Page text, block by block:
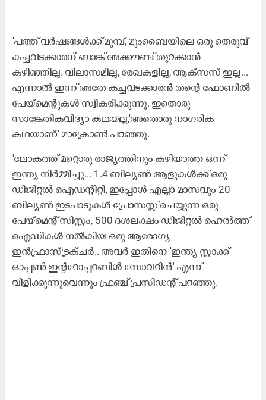
'പത്ത് വർഷങ്ങൾക്ക് മുമ്പ്, മുംബൈയിലെ ഒരു തെരുവ്
കച്ചവടക്കാരന് ബാങ്ക് അക്കൗണ്ട് തുറക്കാൻ
കഴിഞ്ഞില്ല. വിലാസമില്ല, രേഖകളില്ല, ആക്‌സസ് ഇല്ല...
എന്നാൽ ഇന്ന് അതേ കച്ചവടക്കാരൻ തന്റെ ഫോണിൽ
പേയ്‌മെന്റുകൾ സ്വീകരിക്കുന്നു. ഇതൊരു
സാങ്കേതികവിദ്യാ കഥയല്ല,'അതൊരു നാഗരിക
കഥയാണ്' മാക്രോൺ പറഞ്ഞു.
'ലോകത്ത് മറ്റൊരു രാജ്യത്തിനും കഴിയാത്ത ഒന്ന്
ഇന്ത്യ നിർമ്മിച്ചു... 1.4 ബില്യൺ ആളുകൾക്ക് ഒരു
ഡിജിറ്റൽ ഐഡന്റിറ്റി, ഇപ്പോൾ എല്ലാ മാസവും 20
ബില്യൺ ഇടപാടുകൾ പ്രോസസ്സ് ചെയ്യുന്ന ഒരു
പേയ്‌മെന്റ് സിസ്റ്റം, 500 ദശലക്ഷം ഡിജിറ്റൽ ഹെൽത്ത്
ഐഡികൾ നൽകിയ ഒരു ആരോഗ്യ
ഇൻഫ്രാസ്ട്രക്ചർ.. അവർ ഇതിനെ 'ഇന്ത്യ സ്റ്റാക്ക്
ഓപ്പൺ ഇന്ററോപ്പറബിൾ സോവറിൻ' എന്ന്
വിളിക്കുന്നുവെന്നും ഫ്രഞ്ച് പ്രസിഡന്റ് പറഞ്ഞു.